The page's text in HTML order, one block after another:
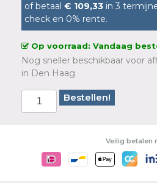
of betaal € 109,33 in 3
check en 0% rente.
Op voorraad: Vandaag
Nog sneller beschikbaar voor
in Den Haag
Bestellen!
Veilig betalen